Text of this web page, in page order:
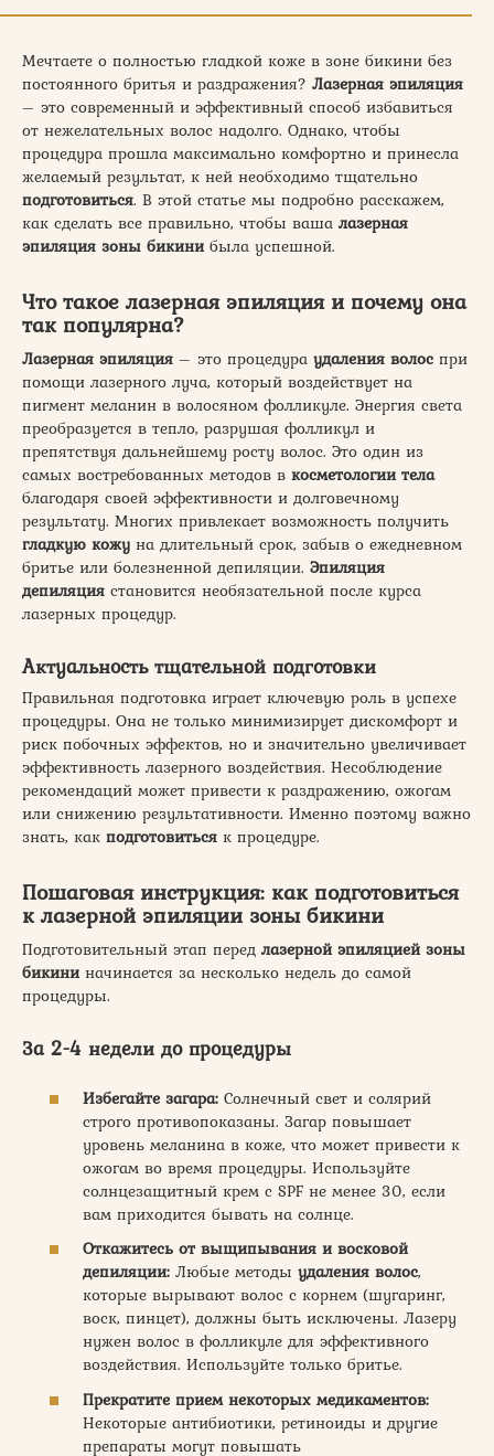
Мечтаете о полностью гладкой коже в зоне бикини без
постоянного бритья и раздражения? Лазерная эпиляция
– это современный и эффективный способ избавиться
от нежелательных волос надолго. Однако, чтобы
процедура прошла максимально комфортно и принесла
желаемый результат, к ней необходимо тщательно
подготовиться. В этой статье мы подробно расскажем,
как сделать все правильно, чтобы ваша лазерная
эпиляция зоны бикинибыла успешной.
Что такое лазерная эпиляция и почему она
так популярна?
Лазерная эпиляция – это процедура удаления волос при
помощи лазерного луча, который воздействует на
пигмент меланин в волосяном фолликуле. Энергия света
преобразуется в тепло, разрушая фолликул и
препятствуя дальнейшему росту волос. Это один из
самых востребованных методов в косметологии тела
благодаря своей эффективности и долговечному
результату. Многих привлекает возможность получить
гладкую кожу на длительный срок, забыв о ежедневном
бритье или болезненной депиляции. Эпиляция
депиляция становится необязательной после курса
лазерных процедур.
Актуальность тщательной подготовки
Правильная подготовка играет ключевую роль в успехе
процедуры. Она не только минимизирует дискомфорт и
риск побочных эффектов, но и значительно увеличивает
эффективность лазерного воздействия. Несоблюдение
рекомендаций может привести к раздражению, ожогам
или снижению результативности. Именно поэтому важно
знать, как подготовиться к процедуре.
Пошаговая инструкция: как подготовиться
к лазерной эпиляции зоны бикини
Подготовительный этап перед лазерной эпиляцией зоны
бикининачинается за несколько недель до самой
процедуры.
За 2-4 недели до процедуры
Избегайте загара: Солнечный свет и солярий
строго противопоказаны. Загар повышает
уровень меланина в коже, что может привести к
ожогам во время процедуры. Используйте
солнцезащитный крем с SPF не менее 30, если
вам приходится бывать на солнце.
Откажитесь от выщипывания и восковой
депиляции: Любые методы удаления волос,
которые вырывают волос с корнем (шугаринг,
воск, пинцет), должны быть исключены. Лазеру
нужен волос в фолликуле для эффективного
воздействия. Используйте только бритье.
Прекратите прием некоторых медикаментов:
Некоторые антибиотики, ретиноиды и другие
препараты могут повышать